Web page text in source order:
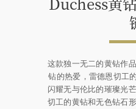
这款独一无二的黄钻作
钻的热爱，雷德恩切工
闪耀无与伦比的璀璨光
切工的黄钻和无色钻石